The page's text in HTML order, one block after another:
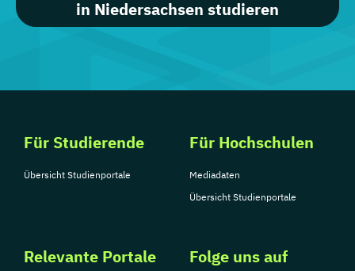
in Niedersachsen studieren
Für Studierende
Übersicht Studienportale
Für Hochschulen
Mediadaten
Übersicht Studienportale
Relevante Portale Folge uns auf